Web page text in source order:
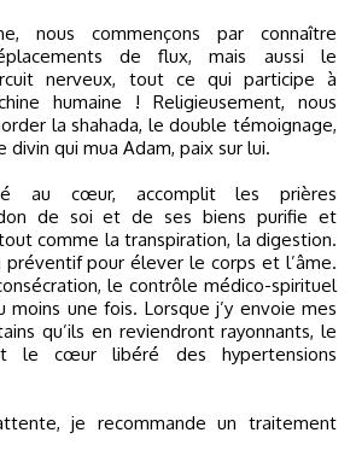
nous commençons par connaître
de flux, mais aussi le
nerveux, tout ce qui participe à
humaine ! Religieusement, nous
la shahada, le double témoignage,
qui mua Adam, paix sur lui.
au cœur, accomplit les prières
de soi et de ses biens purifie et
comme la transpiration, la digestion.
préventif pour élever le corps et l’âme.
le contrôle médico-spirituel
une fois. Lorsque j’y envoie mes
qu’ils en reviendront rayonnants, le
le cœur libéré des hypertensions
je recommande un traitement